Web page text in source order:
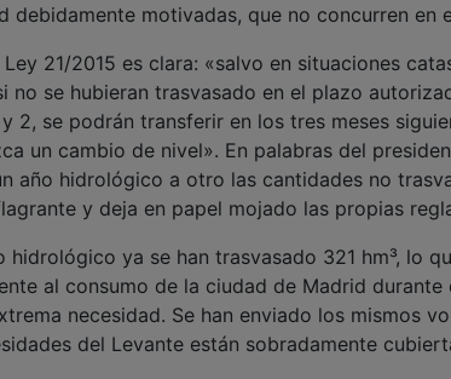
debidamente motivadas, que no concurren en
21/2015 es clara: «salvo en situaciones
no se hubieran trasvasado en el plazo
2, se podrán transferir en los tres meses
un cambio de nivel». En palabras del
año hidrológico a otro las cantidades no
y deja en papel mojado las propias
ya se han trasvasado 321 hm³, lo
al consumo de la ciudad de Madrid durante
necesidad. Se han enviado los mismos
del Levante están sobradamente